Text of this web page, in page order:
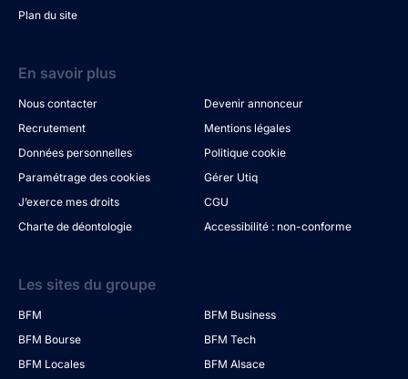
Plan du site
En savoir plus
Nous contacter
Devenir annonceur
Recrutement
Mentions légales
Données personnelles
Politique cookie
Paramétrage des cookies
Gérer Utiq
J’exerce mes droits
CGU
Charte de déontologie
Accessibilité : non-conforme
Les sites du groupe
BFM
BFM Business
BFM Bourse
BFM Tech
BFM Locales
BFM Alsace